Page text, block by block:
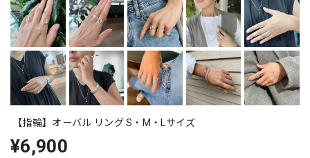
【指輪】オーバル リング S・M・Lサイズ
¥6,900